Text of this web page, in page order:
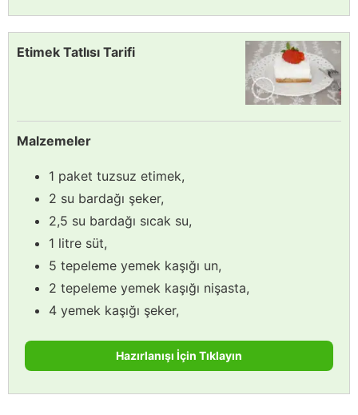
Etimek Tatlısı Tarifi
Malzemeler
1 paket tuzsuz etimek,
2 su bardağı şeker,
2,5 su bardağı sıcak su,
1 litre süt,
5 tepeleme yemek kaşığı un,
2 tepeleme yemek kaşığı nişasta,
4 yemek kaşığı şeker,
Hazırlanışı İçin Tıklayın